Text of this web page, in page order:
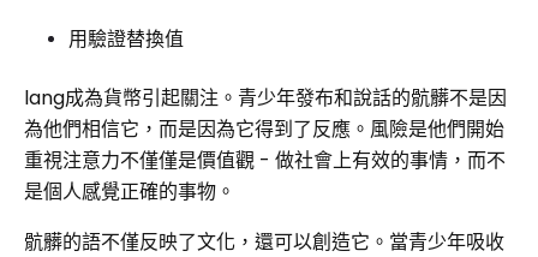
用驗證替換值
lang成為貨幣引起關注。青少年發布和說話的骯髒不是因
為他們相信它，而是因為它得到了反應。風險是他們開始
重視注意力不僅僅是價值觀 - 做社會上有效的事情，而不
是個人感覺正確的事物。
骯髒的語不僅反映了文化，還可以創造它。當青少年吸收